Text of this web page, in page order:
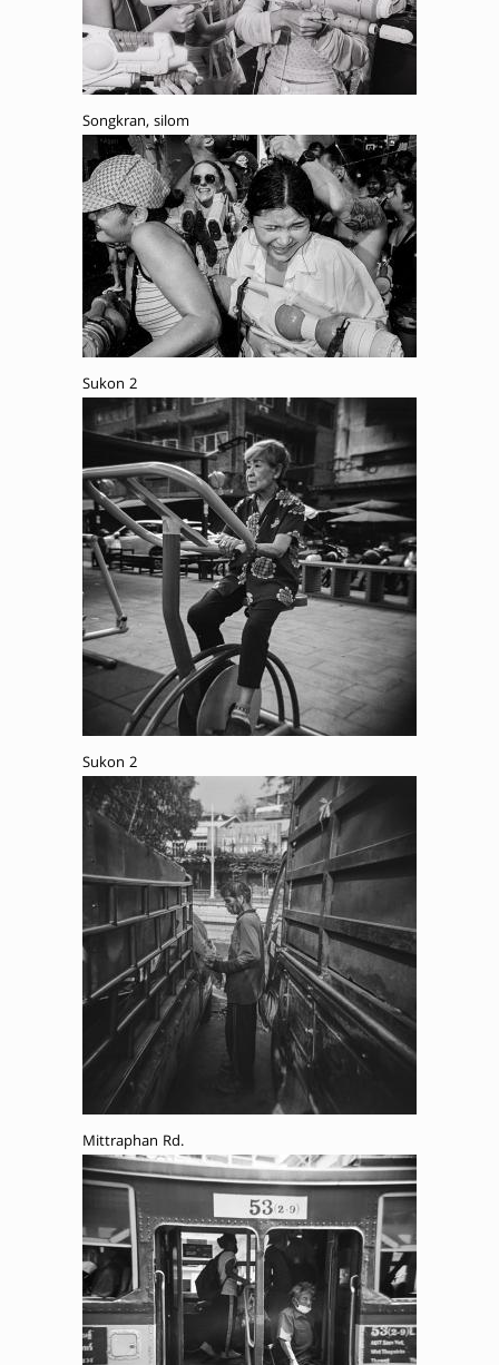
Songkran, silom
Sukon 2
Sukon 2
Mittraphan Rd.